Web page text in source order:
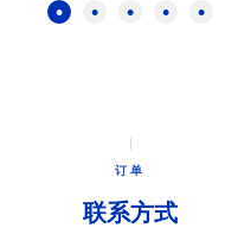
订单
联系方式